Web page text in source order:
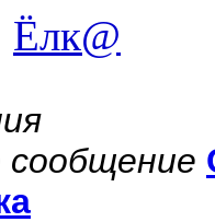
Ёлк@
сообщение